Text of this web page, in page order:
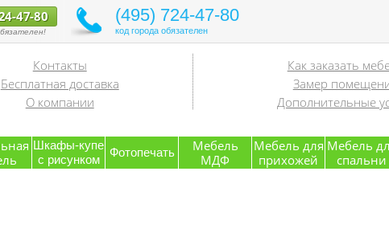
47-80 (495) 724-47-80
код города обязателен
Контакты
Бесплатная доставка
О компании
Как заказать
Замер
Дополнительные
Шкафы-купе
с рисунком
Фотопечать
Мебель
МДФ
Мебель для
прихожей
Мебель
спальни